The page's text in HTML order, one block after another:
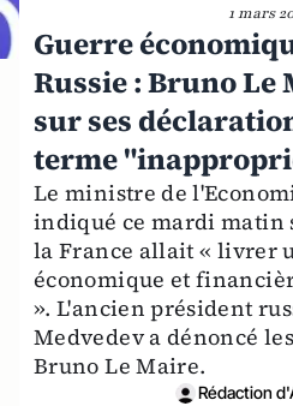
1 mars
Guerre
Russie : Bruno
sur ses
terme
Le ministre de
indiqué ce mardi matin
la France allait « livrer
économique et
». L'ancien président
Medvedev a dénoncé
Bruno Le Maire.
Rédaction